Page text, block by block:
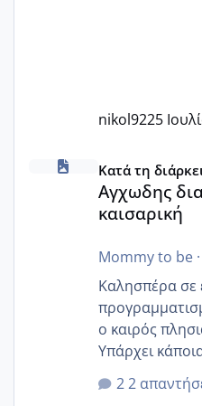
nikol9225
Αγχωδης διαταραχή και
Κατά τη
Αγχωδης
καισαρική
Mommy to be·
Καλησπέρα σε
ο καιρός
Υπάρχει
παρόμοιο
εμπειρία
2